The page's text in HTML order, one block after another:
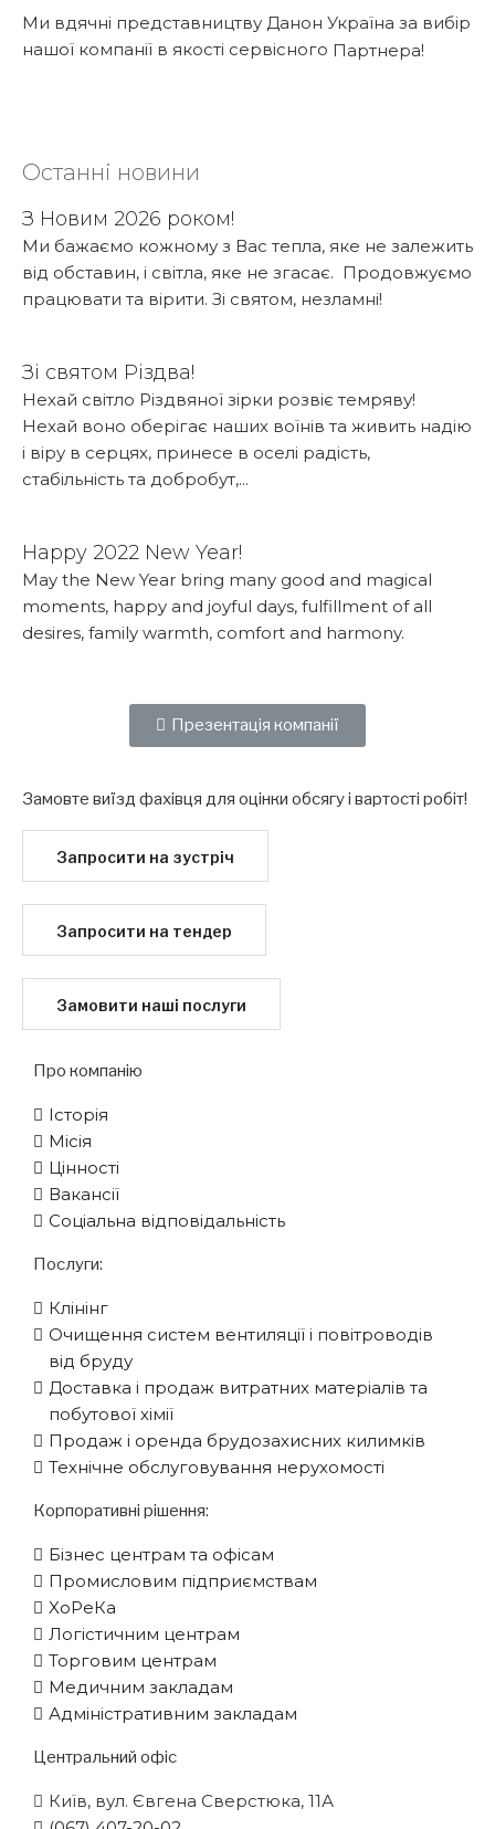
Останні новини
З Новим 2026 роком!
Ми бажаємо кожному з Вас тепла, яке не залежить
від обставин, і світла, яке не згасає. Продовжуємо
працювати та вірити. Зі святом, незламні!
Зі святом Різдва!
Нехай світло Різдвяної зірки розвіє темряву!
Нехай воно оберігає наших воїнів та живить надію
і віру в серцях, принесе в оселі радість,
стабільність та добробут,...
Happy 2022 New Year!
May the New Year bring many good and magical
moments, happy and joyful days, fulfillment of all
desires, family warmth, comfort and harmony.
Презентація компанії
Ми вдячні представництву Данон Україна за вибір
нашої компанії в якості сервісного Партнера!
Замовте виїзд фахівця для оцінки обсягу і вартості робіт!
Запросити на зустріч
Запросити на тендер
Замовити наші послуги
Про компанію
Історія
Місія
Цінності
Вакансії
Соціальна відповідальність
Послуги:
Клінінг
Очищення систем вентиляції і повітроводів
від бруду
Доставка і продаж витратних матеріалів та
побутової хімії
Продаж і оренда брудозахисних килимків
Технічне обслуговування нерухомості
Корпоративні рішення:
Бізнес центрам та офісам
Промисловим підприємствам
XоРеКа
Логістичним центрам
Торговим центрам
Медичним закладам
Адміністративним закладам
Центральний офіс
Київ, вул. Євгена Сверстюка, 11А